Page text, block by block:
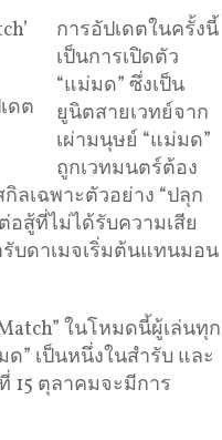
ดต
การอัปเดตในครั้งนี้
เป็นการเปิดตัว
“แม่มด” ซึ่งเป็น
ยูนิตสายเวทย์จาก
เผ่ามนุษย์ “แม่มด”
ถูกเวทมนตร์ต้อง
ลเฉพาะตัวอย่าง “ปลุก
อสู้ที่ไม่ได้รับความเสีย
บดาเมจเริ่มต้นแทนมอน
ในโหมดนี้ผู้เล่นทุก
” เป็นหนึ่งในสำรับ และ
15 ตุลาคมจะมีการ